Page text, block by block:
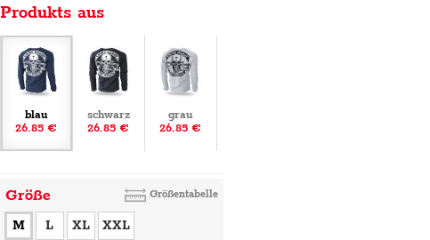
Produkts aus
blau
26.85 €
schwarz
26.85 €
grau
26.85 €
Größe Größentabelle
M L XL XXL